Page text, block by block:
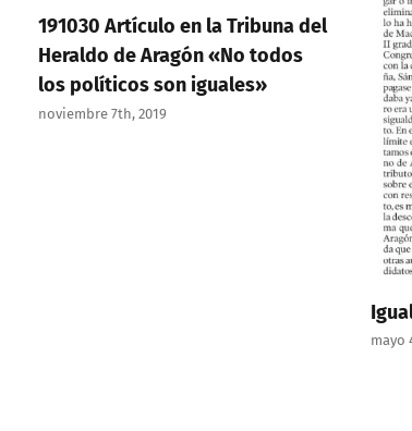
191030 Artículo en la Tribuna del
Heraldo de Aragón «No todos
los políticos son iguales»
noviembre 7th, 2019
mayo